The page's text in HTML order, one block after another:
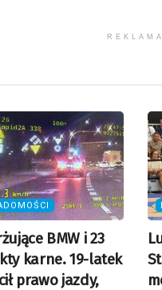
REKLAMA
BMW i 23
karne. 19-latek
prawo jazdy,